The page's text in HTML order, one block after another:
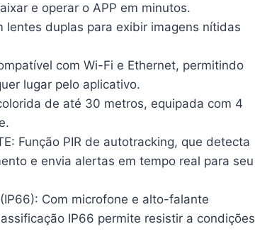
e operar o APP em minutos.
lentes duplas para exibir imagens nítidas
com Wi-Fi e Ethernet, permitindo
lugar pelo aplicativo.
de até 30 metros, equipada com 4
Função PIR de autotracking, que detecta
e envia alertas em tempo real para seu
Com microfone e alto-falante
IP66 permite resistir a condições